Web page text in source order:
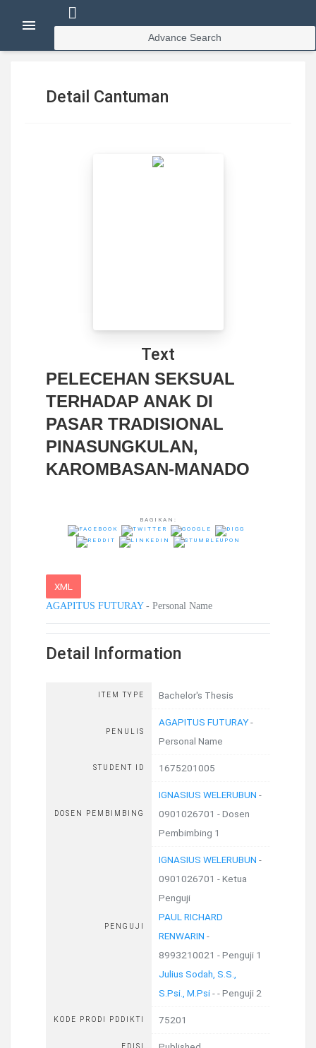
Advance Search
Detail Cantuman
Text
PELECEHAN SEKSUAL
TERHADAP ANAK DI
PASAR TRADISIONAL
PINASUNGKULAN,
KAROMBASAN-MANADO
BAGIKAN:
XML
AGAPITUS FUTURAY- Personal Name
Detail Information
ITEM TYPE Bachelor's Thesis
PENULIS
AGAPITUS FUTURAY-
Personal Name
STUDENT ID 1675201005
DOSEN PEMBIMBING
IGNASIUS WELERUBUN -
0901026701 - Dosen
Pembimbing 1
PENGUJI
IGNASIUS WELERUBUN -
0901026701 - Ketua
Penguji
PAUL RICHARD
RENWARIN -
8993210021 - Penguji 1
Julius Sodah, S.S.,
S.Psi., M.Psi- - Penguji 2
KODE PRODI PDDIKTI 75201
EDISI